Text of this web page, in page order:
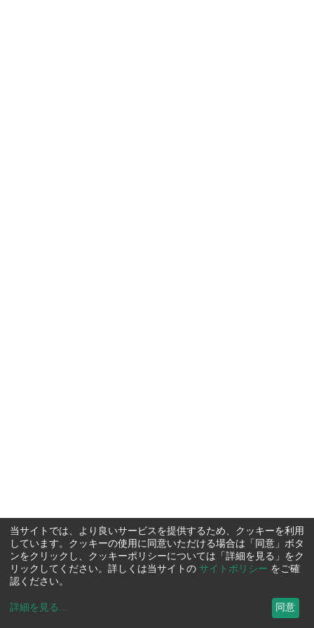
当サイトでは、より良いサービスを提供するため、クッキーを利用
しています。クッキーの使用に同意いただける場合は「同意」ボタ
ンをクリックし、クッキーポリシーについては「詳細を見る」をク
リックしてください。詳しくは当サイトの サイトポリシー をご確
認ください。
詳細を見る ... 同意